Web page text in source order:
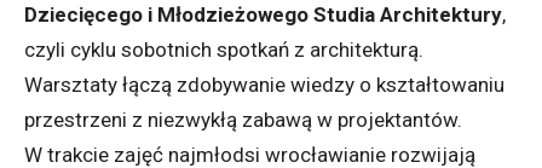
Dziecięcego i Młodzieżowego Studia Architektury,
czyli cyklu sobotnich spotkań z architekturą.
Warsztaty łączą zdobywanie wiedzy o kształtowaniu
przestrzeni z niezwykłą zabawą w projektantów.
W trakcie zajęć najmłodsi wrocławianie rozwijają